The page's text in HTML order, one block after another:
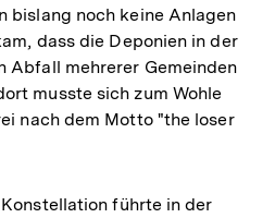
bislang noch keine Anlagen
dass die Deponien in der
Abfall mehrerer Gemeinden
musste sich zum Wohle
nach dem Motto "the loser
führte in der